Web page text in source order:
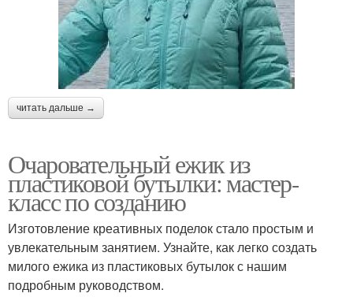
читать дальше →
Очаровательный ежик из
пластиковой бутылки: мастер-
класс по созданию
Изготовление креативных поделок стало простым и
увлекательным занятием. Узнайте, как легко создать
милого ежика из пластиковых бутылок с нашим
подробным руководством.